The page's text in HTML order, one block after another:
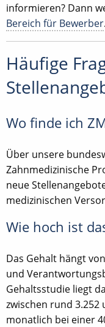
informieren? Dann
Bereich für Bewerber.
Häufige
Wo finde ich
Über unsere
Zahnmedizinische
neue
medizinischen
Wie hoch ist
Das Gehalt hängt
und
Gehaltsstudie liegt
zwischen rund
monatlich bei einer